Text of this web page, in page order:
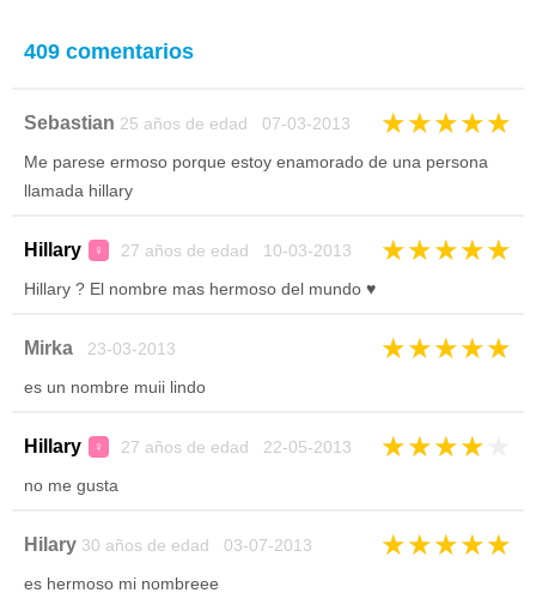
409 comentarios
Sebastian 25 años de edad 07-03-2013 ★★★★★
Me parese ermoso porque estoy enamorado de una persona
llamada hillary
Hillary ♀ 27 años de edad 10-03-2013 ★★★★★
Hillary ? El nombre mas hermoso del mundo ♥
Mirka 23-03-2013 ★★★★★
es un nombre muii lindo
Hillary ♀ 27 años de edad 22-05-2013 ★★★★
no me gusta
Hilary 30 años de edad 03-07-2013 ★★★★★
es hermoso mi nombreee